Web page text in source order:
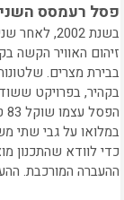
פסל רעמסס השני
בשנת
זיהום האוויר הקשה
בבירת מצרים.
בקהיר, בפרויקט
במלואו על גבי שתי
כדי לוודא שהתכנון
ההעברה המורכבת.